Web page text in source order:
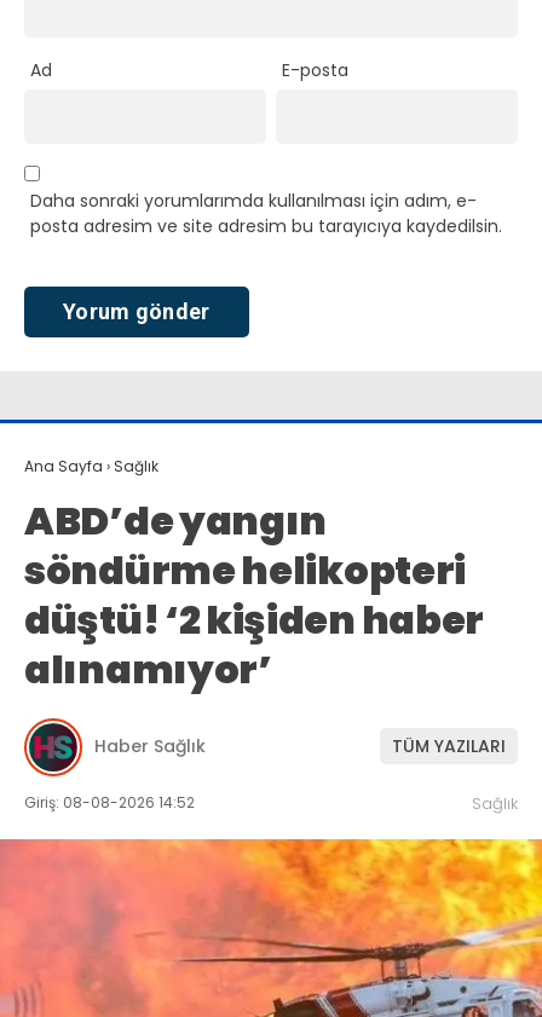
Ad E-posta
Daha sonraki yorumlarımda kullanılması için adım, e-
posta adresim ve site adresim bu tarayıcıya kaydedilsin.
Ana Sayfa › Sağlık
ABD’de yangın
söndürme helikopteri
düştü! ‘2 kişiden haber
alınamıyor’
Haber Sağlık TÜM YAZILARI
Giriş: 08-08-2026 14:52 Sağlık